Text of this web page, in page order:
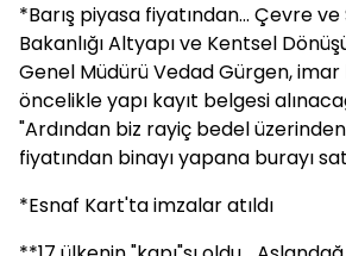
*Barış piyasa fiyatından... Çevre
Bakanlığı Altyapı ve Kentsel
Genel Müdürü Vedad Gürgen, imar
öncelikle yapı kayıt belgesi
"Ardından biz rayiç bedel
fiyatından binayı yapana burayı
*Esnaf Kart'ta imzalar atıldı